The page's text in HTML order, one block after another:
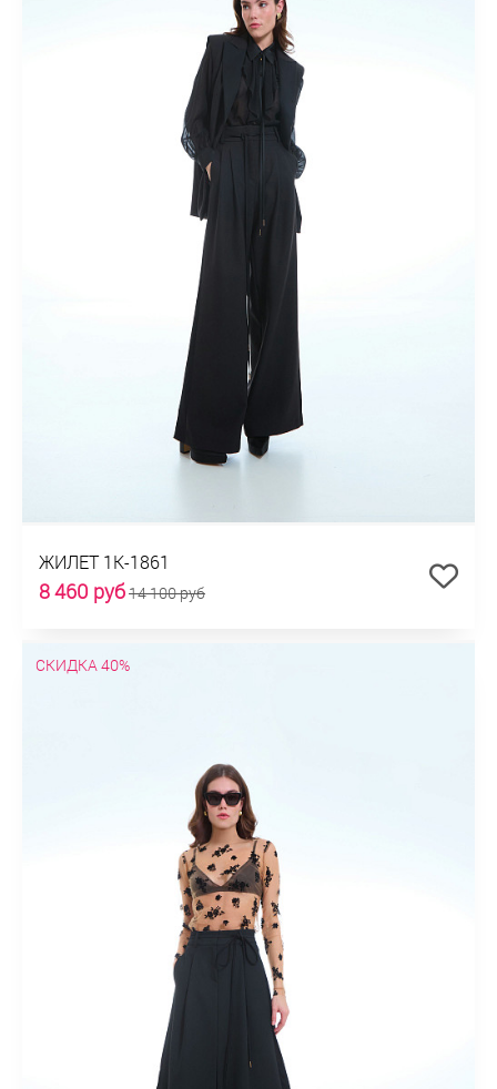
ЖИЛЕТ 1К-1861
8 460 руб14 100 руб
СКИДКА 40%